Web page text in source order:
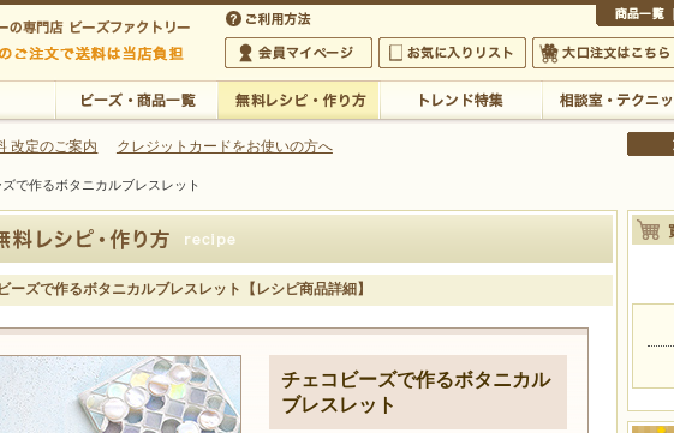
アクセサリーの専門店
の専門店 ビーズファクトリー 5,000円以上のご注文で送料は当店が負担いたします
5,000円以上のご注文で送料は当店が負担いたします
会員マイページ
お気に入りリスト 大口注文はこちら
改定のご案内 クレジットカードをお使いの方へ
で作るボタニカルブレスレット
ーズで作るボタニカルブレスレット【レシピ商品詳細】
チェコビーズで作るボタニカル
ブレスレット